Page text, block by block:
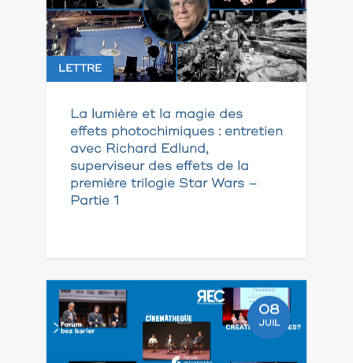
LETTRE
La lumière et la magie des
effets photochimiques : entretien
avec Richard Edlund,
superviseur des effets de la
première trilogie Star Wars –
Partie 1
08
JUIL